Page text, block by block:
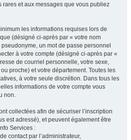
rares et aux messages que vous publiez
les informations requises lors de
(désigné ci-après par « votre nom
un mot de passe personnel
à votre compte (désigné ci-après par «
de courriel personnelle, votre sexe,
proche) et votre département. Toutes les
à votre seule discrétion. Dans tous les
informations de votre compte vous
non.
collectées afin de sécuriser l’inscription
est adressé), et peuvent également être
Services :
contact par l’administrateur,